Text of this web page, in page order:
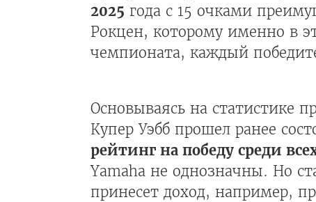
2025 года с 15 очками
Рокцен, которому именно в
чемпионата, каждый
Основываясь на статистике
Купер Уэбб прошел ранее
рейтинг на победу среди
Yamaha не однозначны. Но
принесет доход, например,